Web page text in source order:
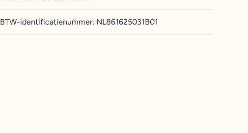
BTW-identificatienummer: NL861625031B01